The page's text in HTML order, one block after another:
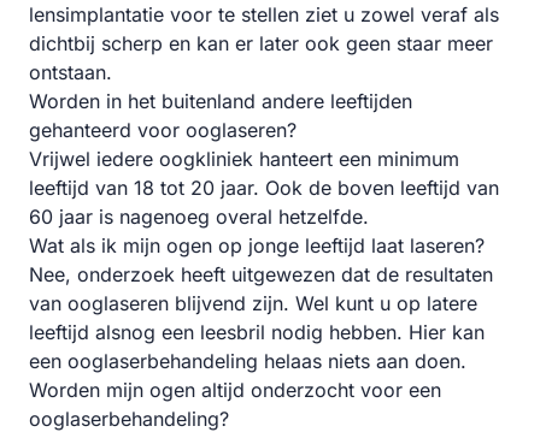
lensimplantatie voor te stellen ziet u zowel veraf als
dichtbij scherp en kan er later ook geen staar meer
ontstaan.
Worden in het buitenland andere leeftijden
gehanteerd voor ooglaseren?
Vrijwel iedere oogkliniek hanteert een minimum
leeftijd van 18 tot 20 jaar. Ook de boven leeftijd van
60 jaar is nagenoeg overal hetzelfde.
Wat als ik mijn ogen op jonge leeftijd laat laseren?
Nee, onderzoek heeft uitgewezen dat de resultaten
van ooglaseren blijvend zijn. Wel kunt u op latere
leeftijd alsnog een leesbril nodig hebben. Hier kan
een ooglaserbehandeling helaas niets aan doen.
Worden mijn ogen altijd onderzocht voor een
ooglaserbehandeling?